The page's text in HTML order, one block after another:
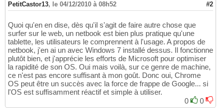
PetitCastor13, le 04/12/2010 à 08h52 #2
Quoi qu'en en dise, dès qu'il s'agit de faire autre chose que
surfer sur le web, un netbook est bien plus pratique qu'une
tablette, les utilisateurs le comprennent à l'usage. A propos de
netbook, j'en ai un avec Windows 7 installé dessus. Il fonctionne
plutôt bien, et j'apprécie les efforts de Microsoft pour optimiser
la rapidité de son OS. Oui mais voilà, sur ce genre de machine,
ce n'est pas encore suffisant à mon goût. Donc oui, Chrome
OS peut être un succès avec la force de frappe de Google... si
l'OS est suffisamment réactif et simple à utiliser.
0
0